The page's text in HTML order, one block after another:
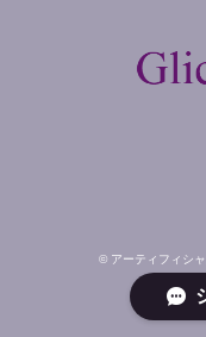
© アーティフィシ